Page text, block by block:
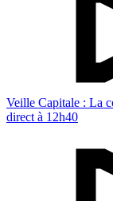
Veille Capitale : La
direct à 12h40